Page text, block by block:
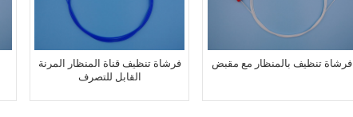
فرشاة تنظيف قناة المنظار المرنة
القابل للتصرف
فرشاة تنظيف بالمنظار مع مقبض